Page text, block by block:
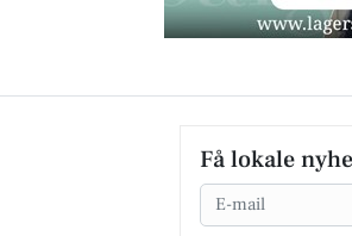
Få lokale
Email